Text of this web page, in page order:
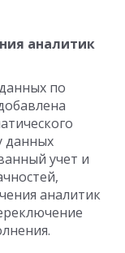
аналитик
по
данных
учет и
аналитик